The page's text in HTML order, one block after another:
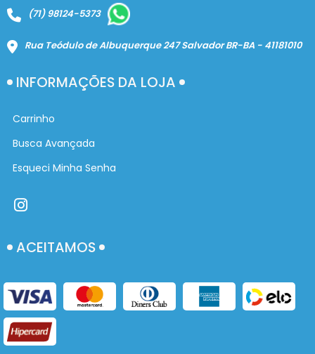
(71) 98124-5373
Rua Teódulo de Albuquerque 247 Salvador BR-BA - 41181010
INFORMAÇÕES DA LOJA
Carrinho
Busca Avançada
Esqueci Minha Senha
ACEITAMOS